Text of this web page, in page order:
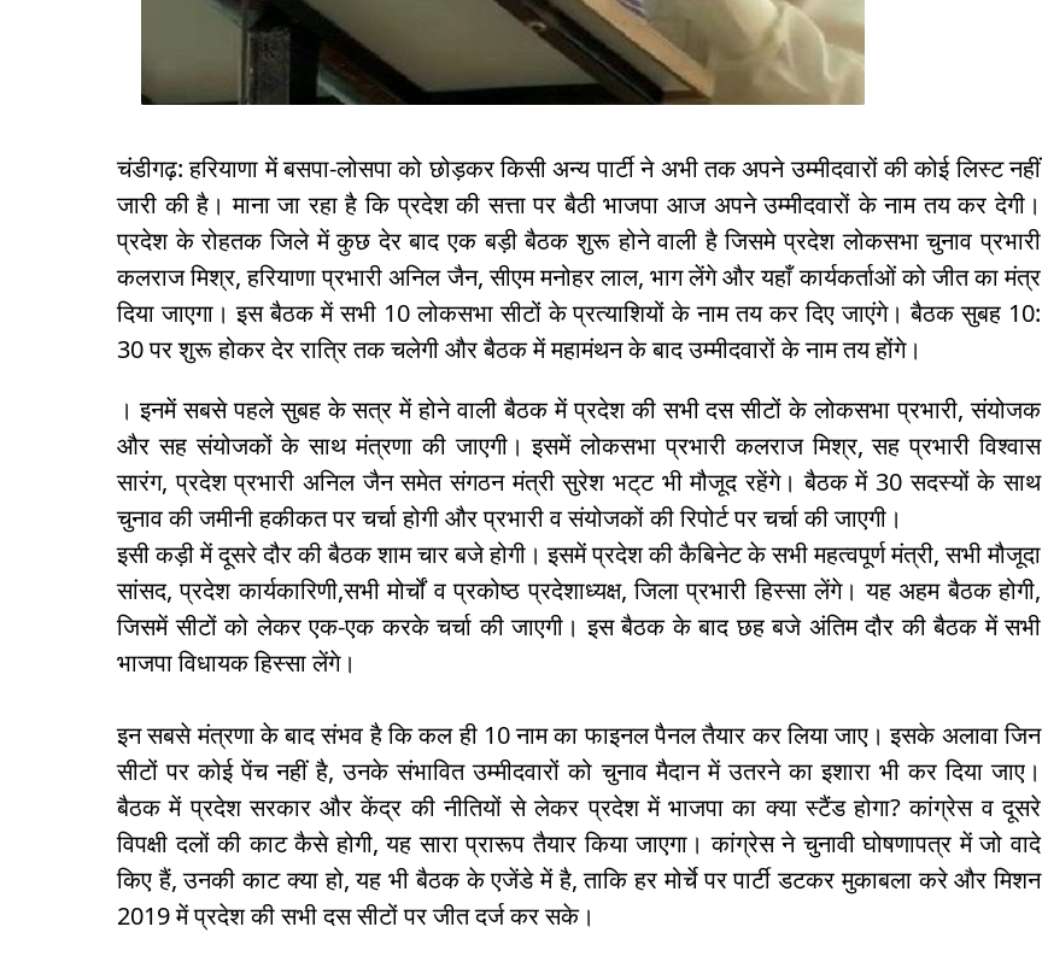
चंडीगढ़: हरियाणा में बसपा-लोसपा को छोड़कर किसी अन्य पार्टी ने अभी तक अपने उम्मीदवारों की कोई लिस्ट नहीं
जारी की है। माना जा रहा है कि प्रदेश की सत्ता पर बैठी भाजपा आज अपने उम्मीदवारों के नाम तय कर देगी।
प्रदेश के रोहतक जिले में कुछ देर बाद एक बड़ी बैठक शुरू होने वाली है जिसमे प्रदेश लोकसभा चुनाव प्रभारी
कलराज मिश्र, हरियाणा प्रभारी अनिल जैन, सीएम मनोहर लाल, भाग लेंगे और यहाँ कार्यकर्ताओं को जीत का मंत्र
दिया जाएगा। इस बैठक में सभी 10 लोकसभा सीटों के प्रत्याशियों के नाम तय कर दिए जाएंगे। बैठक सुबह 10:
30 पर शुरू होकर देर रात्रि तक चलेगी और बैठक में महामंथन के बाद उम्मीदवारों के नाम तय होंगे।
। इनमें सबसे पहले सुबह के सत्र में होने वाली बैठक में प्रदेश की सभी दस सीटों के लोकसभा प्रभारी, संयोजक
और सह संयोजकों के साथ मंत्रणा की जाएगी। इसमें लोकसभा प्रभारी कलराज मिश्र, सह प्रभारी विश्वास
सारंग, प्रदेश प्रभारी अनिल जैन समेत संगठन मंत्री सुरेश भट्‌ट भी मौजूद रहेंगे। बैठक में 30 सदस्यों के साथ
चुनाव की जमीनी हकीकत पर चर्चा होगी और प्रभारी व संयोजकों की रिपोर्ट पर चर्चा की जाएगी।
इसी कड़ी में दूसरे दौर की बैठक शाम चार बजे होगी। इसमें प्रदेश की कैबिनेट के सभी महत्वपूर्ण मंत्री, सभी मौजूदा
सांसद, प्रदेश कार्यकारिणी,सभी मोर्चों व प्रकोष्ठ प्रदेशाध्यक्ष, जिला प्रभारी हिस्सा लेंगे। यह अहम बैठक होगी,
जिसमें सीटों को लेकर एक-एक करके चर्चा की जाएगी। इस बैठक के बाद छह बजे अंतिम दौर की बैठक में सभी
भाजपा विधायक हिस्सा लेंगे।
इन सबसे मंत्रणा के बाद संभव है कि कल ही 10 नाम का फाइनल पैनल तैयार कर लिया जाए। इसके अलावा जिन
सीटों पर कोई पेंच नहीं है, उनके संभावित उम्मीदवारों को चुनाव मैदान में उतरने का इशारा भी कर दिया जाए।
बैठक में प्रदेश सरकार और केंद्र की नीतियों से लेकर प्रदेश में भाजपा का क्या स्टैंड होगा? कांग्रेस व दूसरे
विपक्षी दलों की काट कैसे होगी, यह सारा प्रारूप तैयार किया जाएगा। कांग्रेस ने चुनावी घोषणापत्र में जो वादे
किए हैं, उनकी काट क्या हो, यह भी बैठक के एजेंडे में है, ताकि हर मोर्चे पर पार्टी डटकर मुकाबला करे और मिशन
2019 में प्रदेश की सभी दस सीटों पर जीत दर्ज कर सके।